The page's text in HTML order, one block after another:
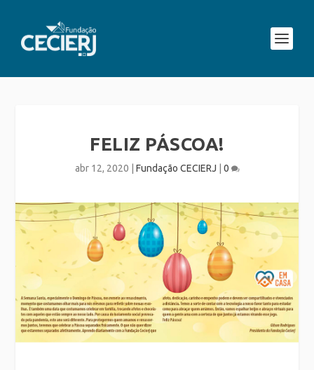
FELIZ PÁSCOA!
abr 12, 2020 Fundação CECIERJ 0